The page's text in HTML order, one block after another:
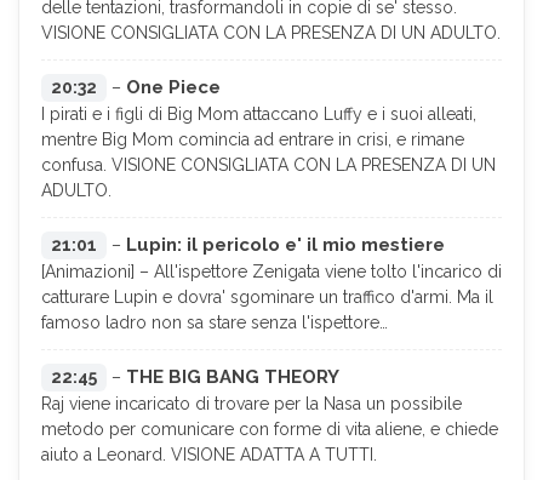
delle tentazioni, trasformandoli in copie di se' stesso.
VISIONE CONSIGLIATA CON LA PRESENZA DI UN ADULTO.
20:32 – One Piece
I pirati e i figli di Big Mom attaccano Luffy e i suoi alleati,
mentre Big Mom comincia ad entrare in crisi, e rimane
confusa. VISIONE CONSIGLIATA CON LA PRESENZA DI UN
ADULTO.
21:01 – Lupin: il pericolo e' il mio mestiere
[Animazioni] – All'ispettore Zenigata viene tolto l'incarico di
catturare Lupin e dovra' sgominare un traffico d'armi. Ma il
famoso ladro non sa stare senza l'ispettore…
22:45 – THE BIG BANG THEORY
Raj viene incaricato di trovare per la Nasa un possibile
metodo per comunicare con forme di vita aliene, e chiede
aiuto a Leonard. VISIONE ADATTA A TUTTI.